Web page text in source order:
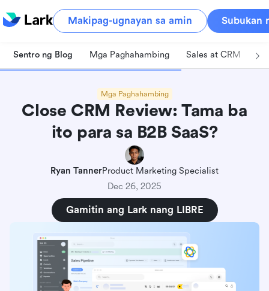
Makipag-ugnayan sa amin Subukan
Sentro ng Blog Mga Paghahambing Sales at CRM
Mga Paghahambing
Close CRM Review: Tama ba
ito para sa B2B SaaS?
Ryan TannerProduct Marketing Specialist
Dec 26, 2025
Gamitin ang Lark nang LIBRE